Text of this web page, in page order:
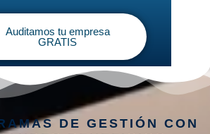
Auditamos tu empresa
GRATIS
DE GESTIÓN CON